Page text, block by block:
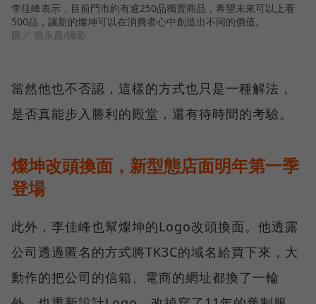
李佳峰表示，目前門市約有逾250品獨賣商品，希望未來可以上看
500品，讓新的燦坤可以在消費者心中創造出不同的價值。
圖／ 簡永昌/攝影
當然他也不否認，這樣的方式也只是一種解法，
是否真能步入勝利的殿堂，還有待時間的考驗。
燦坤改頭換面，新型態店面明年第一季
登場
此外，李佳峰也幫燦坤的Logo改頭換面。他透露
公司透過匿名的方式將TK3C的域名給買下來，大
動作的把公司的信箱、電商的網址都換了一輪